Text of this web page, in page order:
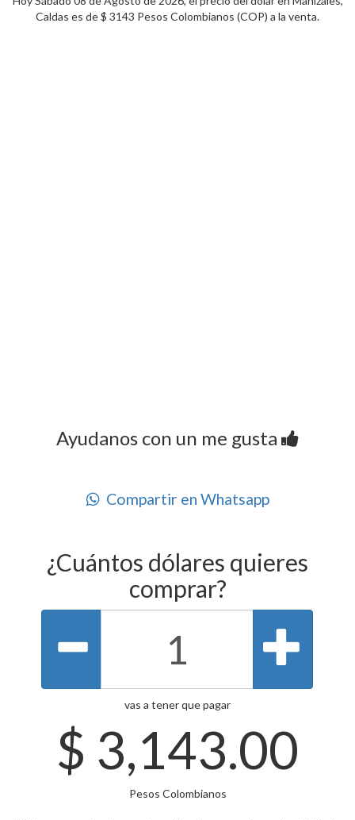
Caldas es de $ 3143 Pesos Colombianos (COP) a la venta.
Ayudanos con un me gusta
Compartir en Whatsapp
¿Cuántos dólares quieres
comprar?
vas a tener que pagar
$ 3,143.00
Pesos Colombianos